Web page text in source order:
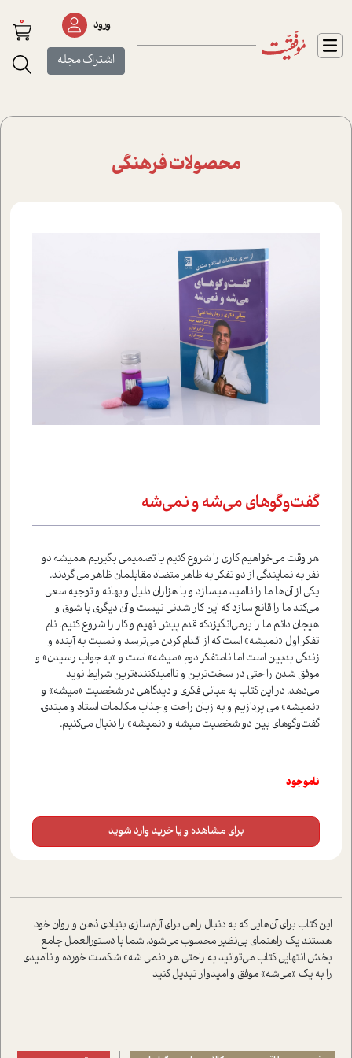
ورود
اشتراک مجله
0
محصولات فرهنگی
گفت‌وگوهای می‌شه و نمی‌شه
هر وقت مي‌خواهيم کاري را شروع کنيم يا تصميمي بگيريم هميشه دو
نفر به نمايندگي از دو تفکر به ظاهر متضاد مقابلمان ظاهر مي گردند.
يکي از آن‌ها ما را نااميد ميسازد و با هزاران دليل و بهانه و توجيه سعي
مي‌کند ما را قانع سازد که اين کار شدني نيست و آن ديگري با شوق و
هيجان دائم ما را برمي‌انگيزدکه قدم پيش نهيم و کار را شروع کنيم. نام
تفکر اول «نميشه» است که از اقدام کردن مي‌ترسد و نسبت به آينده و
زندگي بدبين است اما نامتفکر دوم «ميشه» است و «به جواب رسيدن» و
موفق شدن را حتي در سخت‌ترين و نااميد‌کننده‌ترين شرايط نويد
مي‌دهد. در اين کتاب به مباني فکري و ديدگاهي در شخصيت «ميشه» و
«نميشه» مي پردازيم و به زبان راحت و جذاب مکالمات استاد و مبتدي،
گفت‌وگوهاي بين دو شخصيت ميشه و «نميشه» را دنبال مي‌کنيم.
ناموجود
برای مشاهده و یا خرید وارد شوید
این کتاب برای آن‌هایی که به دنبال راهی برای آرام‌سازی بنیادی ذهن و روان خود
هستند یک راهنمای بی‌نظیر محسوب می‌شود. شما با دستورالعمل جامع
بخش انتهایی کتاب می‌توانید به راحتی هر «نمی شه» شکست خورده و ناامیدی
را به یک «می‌شه» موفق و امیدوار تبدیل کنید